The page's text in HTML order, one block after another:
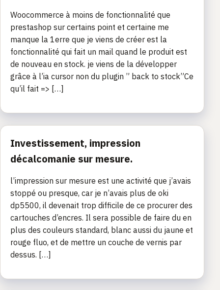
Woocommerce à moins de fonctionnalité que
prestashop sur certains point et certaine me
manque la 1erre que je viens de créer est la
fonctionnalité qui fait un mail quand le produit est
de nouveau en stock. je viens de la développer
grâce à l’ia cursor non du plugin ” back to stock”Ce
qu’il fait => […]
Investissement, impression
décalcomanie sur mesure.
l’impression sur mesure est une activité que j’avais
stoppé ou presque, car je n’avais plus de oki
dp5500, il devenait trop difficile de ce procurer des
cartouches d’encres. Il sera possible de faire du en
plus des couleurs standard, blanc aussi du jaune et
rouge fluo, et de mettre un couche de vernis par
dessus. […]